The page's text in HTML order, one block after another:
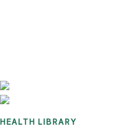
HEALTH LIBRARY